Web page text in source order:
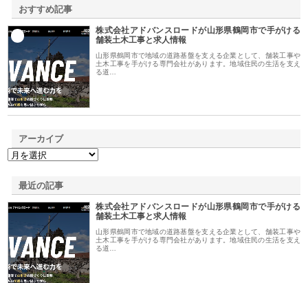
おすすめ記事
株式会社アドバンスロードが山形県鶴岡市で手がける
舗装土木工事と求人情報
山形県鶴岡市で地域の道路基盤を支える企業として、舗装工事や
土木工事を手がける専門会社があります。地域住民の生活を支え
る道…
アーカイブ
最近の記事
株式会社アドバンスロードが山形県鶴岡市で手がける
舗装土木工事と求人情報
山形県鶴岡市で地域の道路基盤を支える企業として、舗装工事や
土木工事を手がける専門会社があります。地域住民の生活を支え
る道…